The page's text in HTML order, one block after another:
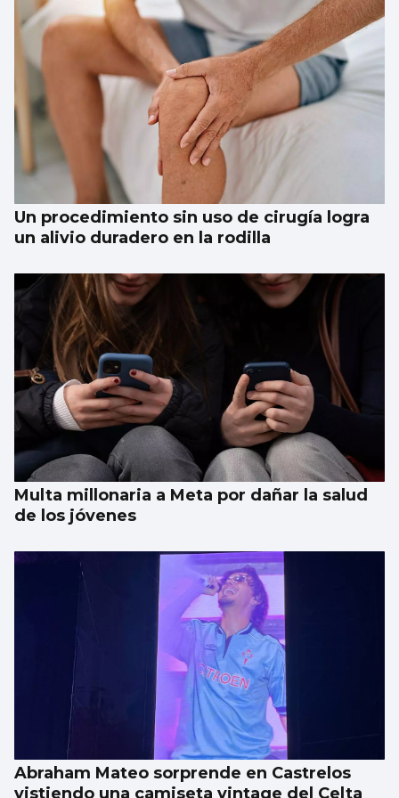
Xanma Louro, de The Rapants: “Sempre foi
complicado dicir que tocamos. Somos un
guiso, abertos a todo”
Un procedimiento sin uso de cirugía logra
un alivio duradero en la rodilla
Multa millonaria a Meta por dañar la salud
de los jóvenes
Abraham Mateo sorprende en Castrelos
vistiendo una camiseta vintage del Celta